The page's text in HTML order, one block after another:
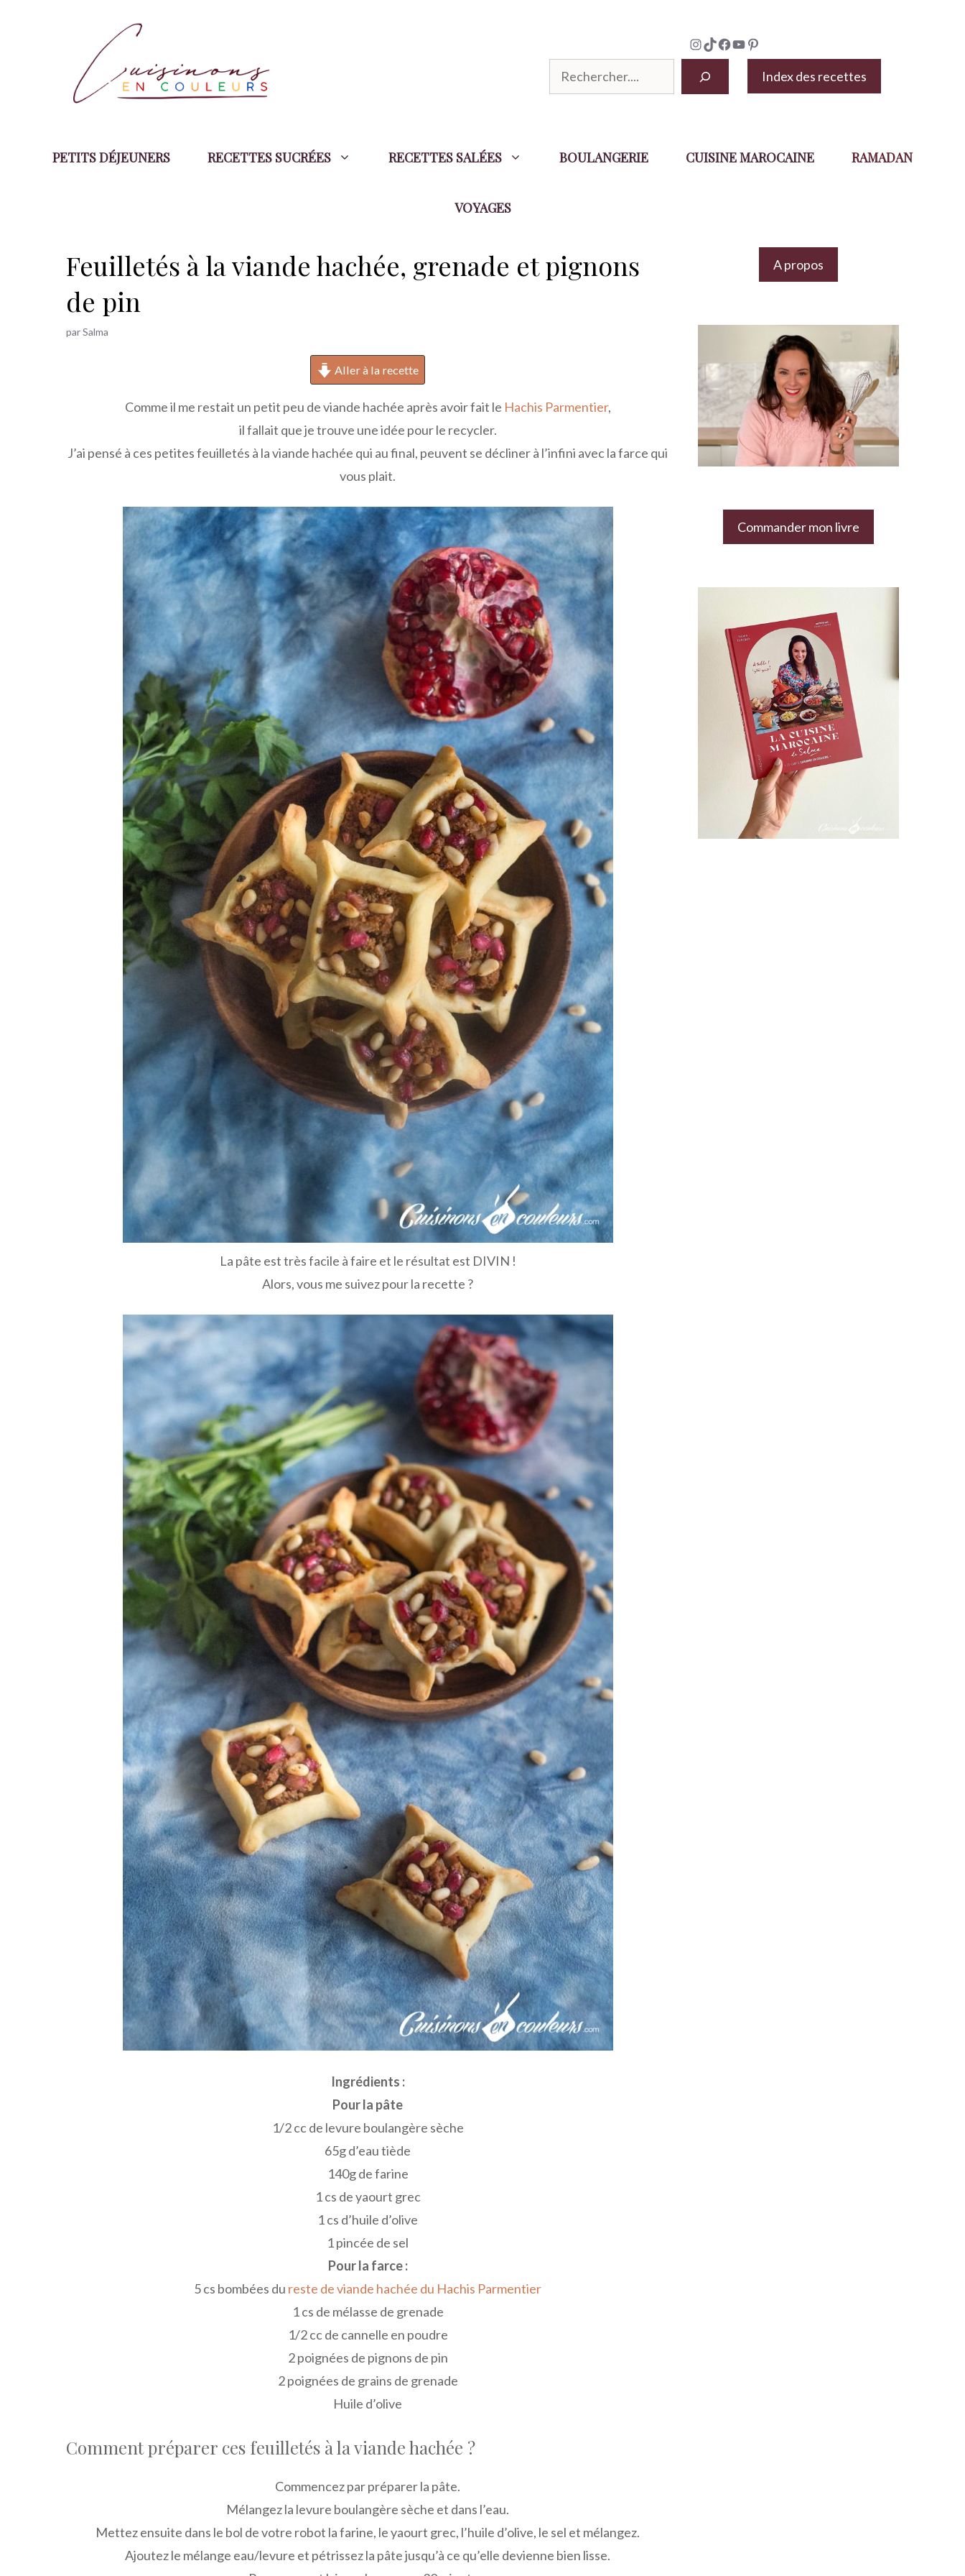
Instagram
TikTok
Facebook
YouTube
Pinterest
e
r
Index des recettes
PETITS DÉJEUNERS RECETTES SUCRÉES RECETTES SALÉES BOULANGERIE CUISINE MAROCAINE RAMADAN
VOYAGES
Feuilletés à la viande hachée, grenade et pignons
de pin
parSalma
Aller à la recette
Comme il me restait un petit peu de viande hachée après avoir fait le Hachis Parmentier,
il fallait que je trouve une idée pour le recycler.
J’ai pensé à ces petites feuilletés à la viande hachée qui au final, peuvent se décliner à l’infini avec la farce qui
vous plait.
La pâte est très facile à faire et le résultat est DIVIN !
Alors, vous me suivez pour la recette ?
Ingrédients :
Pour la pâte
1/2 cc de levure boulangère sèche
65g d’eau tiède
140g de farine
1 cs de yaourt grec
1 cs d’huile d’olive
1 pincée de sel
Pour la farce :
5 cs bombées du reste de viande hachée du Hachis Parmentier
1 cs de mélasse de grenade
1/2 cc de cannelle en poudre
2 poignées de pignons de pin
2 poignées de grains de grenade
Huile d’olive
Comment préparer ces feuilletés à la viande hachée ?
Commencez par préparer la pâte.
Mélangez la levure boulangère sèche et dans l’eau.
Mettez ensuite dans le bol de votre robot la farine, le yaourt grec, l’huile d’olive, le sel et mélangez.
Ajoutez le mélange eau/levure et pétrissez la pâte jusqu’à ce qu’elle devienne bien lisse.
A propos
Commander mon livre